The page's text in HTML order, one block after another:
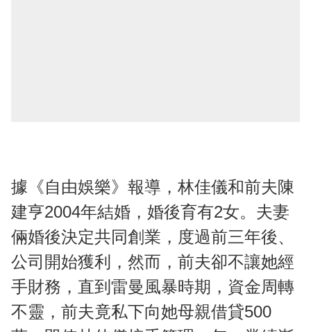
據《自由娛樂》報導，林佳儀和前夫陳
建亨2004年結婚，婚後育有2女。夫妻
倆婚後決定共同創業，度過前三年後、
公司開始獲利，然而，前夫卻不讓她經
手財務，直到雷曼風暴時期，資金周轉
不靈，前夫竟私下向她母親借貸500